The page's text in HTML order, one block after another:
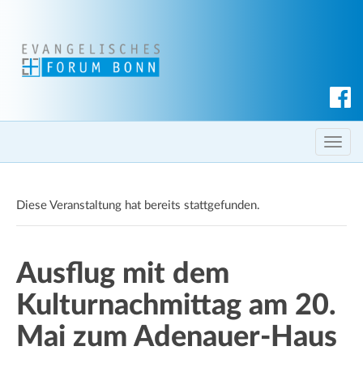
c
h T
o
l
v
g
Diese Veranstaltung hat bereits stattgefunden.
Ausflug mit dem
Kulturnachmittag am 20.
Mai zum Adenauer-Haus